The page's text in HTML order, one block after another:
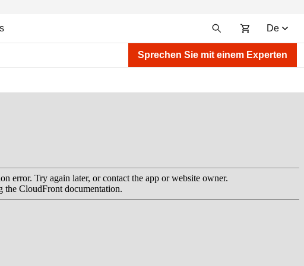
De
Sprechen Sie mit einem Experten